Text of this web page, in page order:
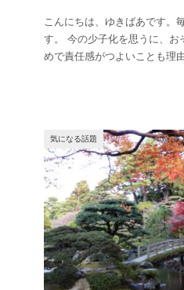
こんにちは、ゆきばあです。
す。 今の少子化を思うに、お
めで責任感がつよいことも理
気になる話題